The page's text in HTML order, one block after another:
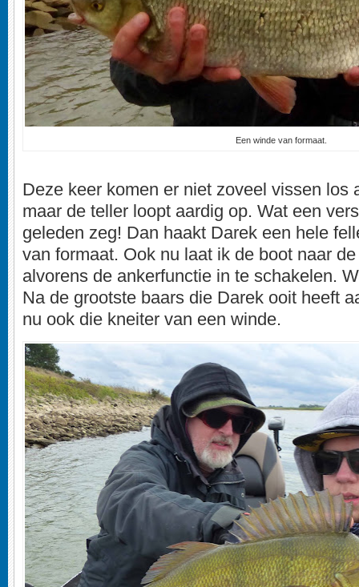
Een winde van formaat.
Deze keer komen er niet zoveel vissen los
maar de teller loopt aardig op. Wat een
geleden zeg! Dan haakt Darek een hele
van formaat. Ook nu laat ik de boot naar
alvorens de ankerfunctie in te schakelen.
Na de grootste baars die Darek ooit heeft
nu ook die kneiter van een winde.